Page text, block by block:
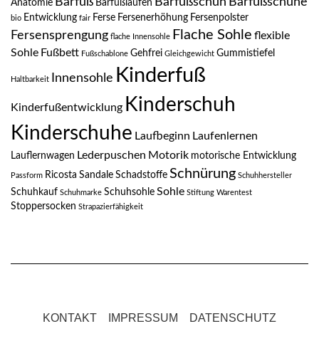
Anatomie Barfußlaufen
bio Entwicklung fair Ferse Fersenerhöhung Fersenpolster
Fersensprengung flache Innensohle Flache Sohle flexible
Sohle Fußbett Fußschablone Gehfrei Gleichgewicht Gummistiefel
Haltbarkeit Innensohle Kinderfuß
Kinderfußentwicklung Kinderschuh
Kinderschuhe Laufbeginn Laufenlernen
Lauflernwagen Lederpuschen Motorik motorische Entwicklung
Passform Ricosta Sandale Schadstoffe Schnürung Schuhhersteller
Schuhkauf Schuhmarke Schuhsohle Sohle Stiftung Warentest
Stoppersocken Strapazierfähigkeit
KONTAKT IMPRESSUM DATENSCHUTZ